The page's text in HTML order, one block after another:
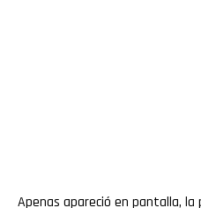
Apenas apareció en pantalla, la